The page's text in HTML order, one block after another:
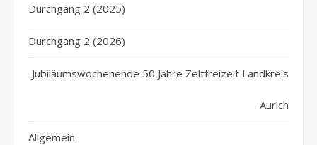
Durchgang 2 (2025)
Durchgang 2 (2026)
Jubiläumswochenende 50 Jahre Zeltfreizeit Landkreis
Aurich
Allgemein